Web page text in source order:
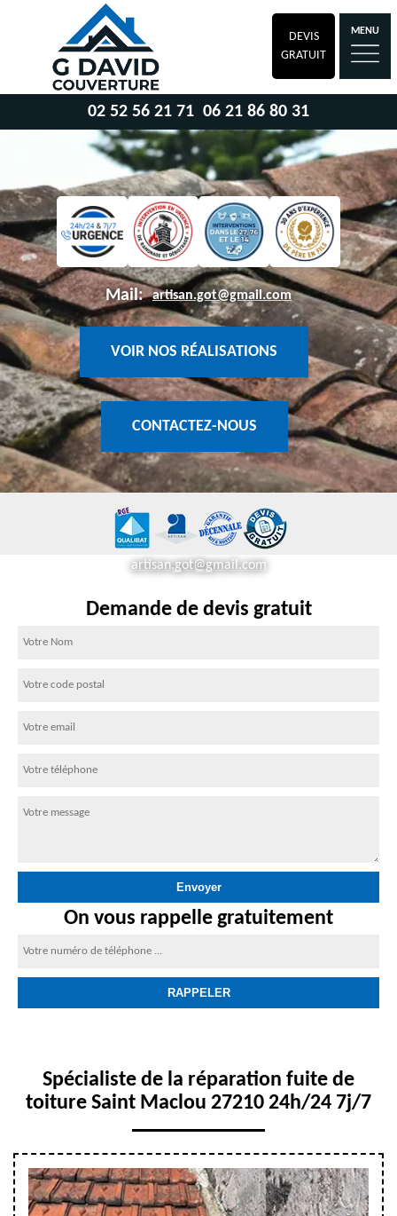
DEVIS
GRATUIT
MENU
02 52 56 21 71 06 21 86 80 31
Mail: artisan.got@gmail.com
VOIR NOS RÉALISATIONS
CONTACTEZ-NOUS
artisan.got@gmail.com
Demande de devis gratuit
On vous rappelle gratuitement
Spécialiste de la réparation fuite de
toiture Saint Maclou 27210 24h/24 7j/7